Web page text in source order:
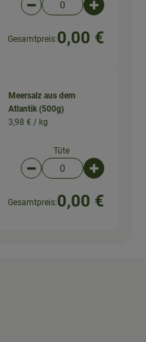
Artikelanzahl
Gesamtpreis:0,00 €
Meersalz aus dem
Atlantik (500g)
3,98 € / kg
Tüte
Artikelanzahl
Gesamtpreis:0,00 €